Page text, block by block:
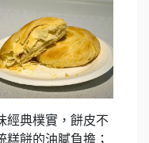
經典樸實，餅皮不
糕餅的油膩負擔；